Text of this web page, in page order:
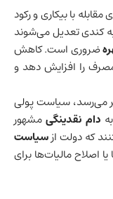
مقابله با بیکاری و رکود
به کندی تعدیل می‌شوند
ضروری است. کاهش
را افزایش دهد و
می‌رسد، سیاست پولی
دام نقدینگیمشهور
که دولت ازسیاست
اصلاح مالیات‌ها برای